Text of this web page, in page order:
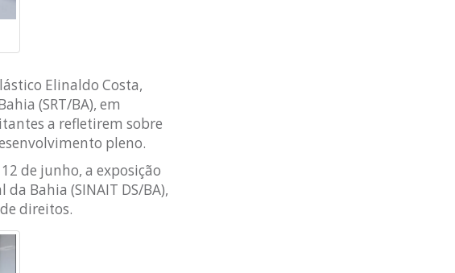
Elinaldo Costa,
(SRT/BA), em
a refletirem sobre
pleno.
de junho, a exposição
Bahia (SINAIT DS/BA),
direitos.